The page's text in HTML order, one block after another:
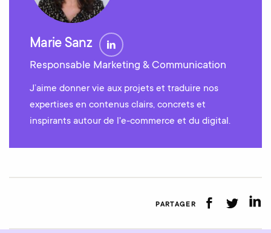
Marie Sanz
Responsable Marketing & Communication
J’aime donner vie aux projets et traduire nos
expertises en contenus clairs, concrets et
inspirants autour de l'e-commerce et du digital.
PARTAGER